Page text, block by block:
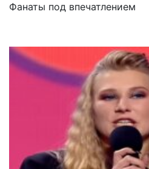
Фанаты под впечатлением